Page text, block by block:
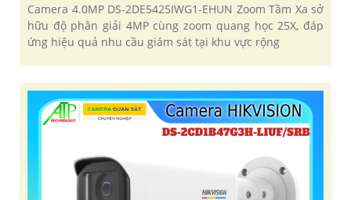
Camera 4.0MP DS-2DE5425IWG1-EHUN Zoom Tầm Xa sở
hữu độ phân giải 4MP cùng zoom quang học 25X, đáp
ứng hiệu quả nhu cầu giám sát tại khu vực rộng